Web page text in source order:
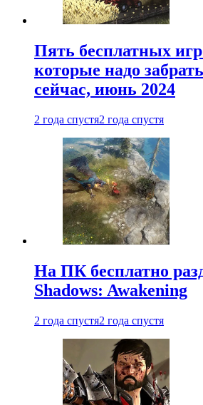
Пять бесплатных
которые надо
сейчас, июнь 2024
2 года спустя2 года спустя
На ПК бесплатно
Shadows: Awakening
2 года спустя2 года спустя